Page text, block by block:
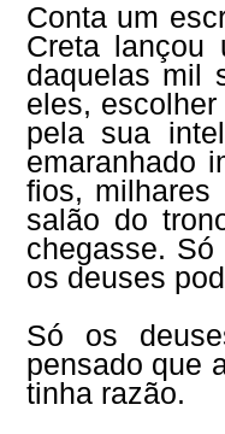
Conta um
Creta lançou
daquelas mil
eles,
pela sua
emaranhado
fios,
salão do
chegasse.
os deuses
Só os
pensado que
tinha razão.